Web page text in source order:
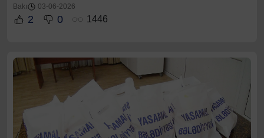
Bakı 03-06-2026
2 0 1446